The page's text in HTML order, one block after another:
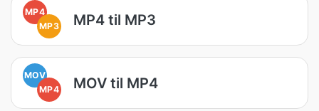
MP4
MP3
MP4 til MP3
MOV
MP4
MOV til MP4